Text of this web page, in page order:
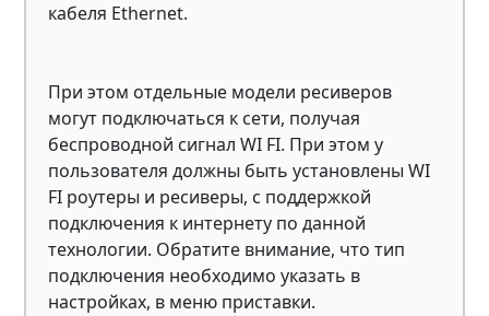
кабеля Ethernet.
При этом отдельные модели ресиверов
могут подключаться к сети, получая
беспроводной сигнал WI FI. При этом у
пользователя должны быть установлены WI
FI роутеры и ресиверы, с поддержкой
подключения к интернету по данной
технологии. Обратите внимание, что тип
подключения необходимо указать в
настройках, в меню приставки.